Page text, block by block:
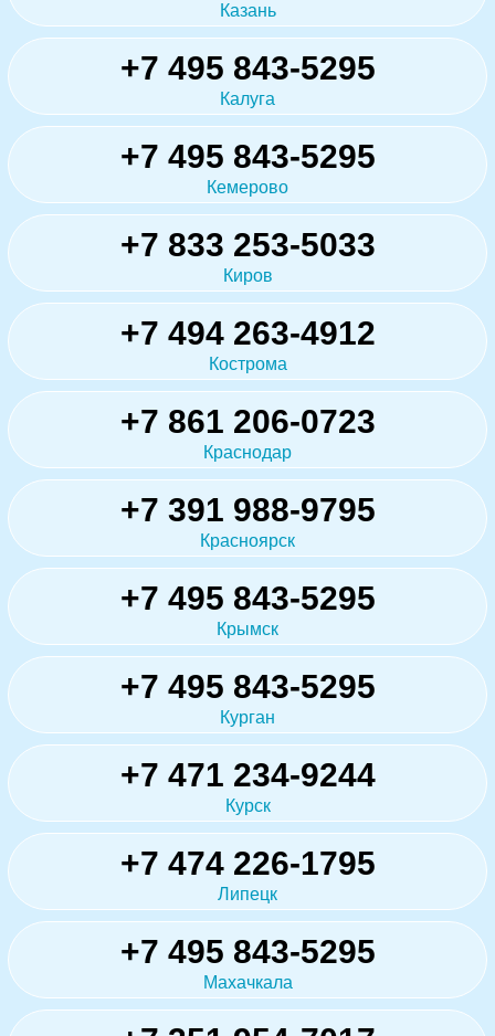
Казань
+7 495 843-5295
Калуга
+7 495 843-5295
Кемерово
+7 833 253-5033
Киров
+7 494 263-4912
Кострома
+7 861 206-0723
Краснодар
+7 391 988-9795
Красноярск
+7 495 843-5295
Крымск
+7 495 843-5295
Курган
+7 471 234-9244
Курск
+7 474 226-1795
Липецк
+7 495 843-5295
Махачкала